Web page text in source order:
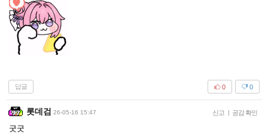
답글 0
0
롯데검 26-05-16 15:47 신고 | 공감 확인
굿굿